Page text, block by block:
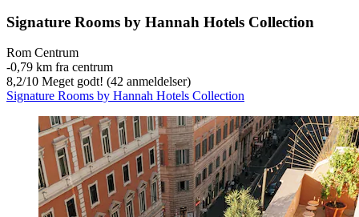
Signature Rooms by Hannah Hotels Collection
Rom Centrum
‐0,79 km fra centrum
8,2/10 Meget godt! (42 anmeldelser)
Signature Rooms by Hannah Hotels Collection